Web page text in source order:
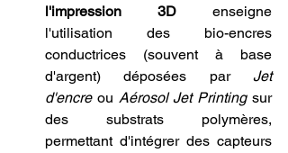
l'impression 3D enseigne
l'utilisation des bio-encres
conductrices (souvent à base
d'argent) déposées par Jet
d'encre ou Aérosol Jet Printing sur
des substrats polymères,
permettant d'intégrer des capteurs